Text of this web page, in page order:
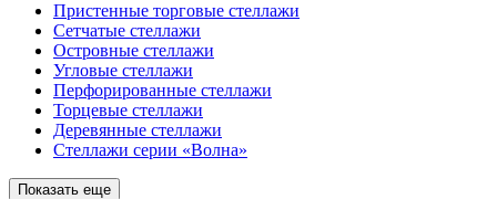
Пристенные торговые стеллажи
Сетчатые стеллажи
Островные стеллажи
Угловые стеллажи
Перфорированные стеллажи
Торцевые стеллажи
Деревянные стеллажи
Стеллажи серии «Волна»
Показать еще